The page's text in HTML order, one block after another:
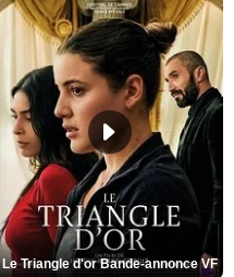
Le Triangle d'or Bande-annonce VF